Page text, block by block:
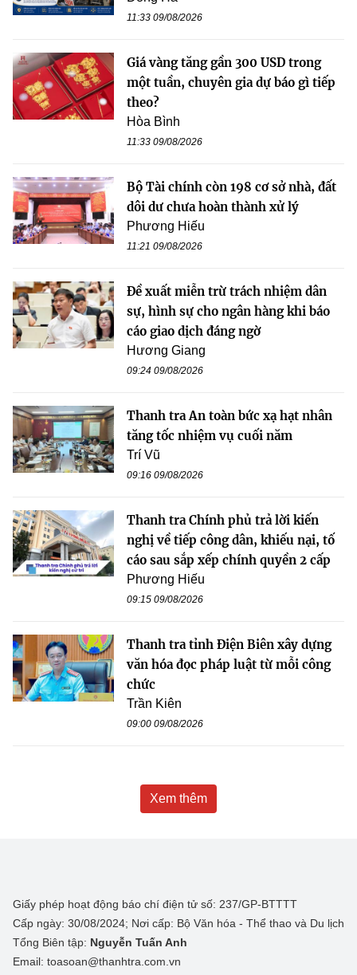
11:33 09/08/2026
Giá vàng tăng gần 300 USD trong
một tuần, chuyên gia dự báo gì tiếp
theo?
Hòa Bình
11:33 09/08/2026
Bộ Tài chính còn 198 cơ sở nhà, đất
dôi dư chưa hoàn thành xử lý
Phương Hiếu
11:21 09/08/2026
Đề xuất miễn trừ trách nhiệm dân
sự, hình sự cho ngân hàng khi báo
cáo giao dịch đáng ngờ
Hương Giang
09:24 09/08/2026
Thanh tra An toàn bức xạ hạt nhân
tăng tốc nhiệm vụ cuối năm
Trí Vũ
09:16 09/08/2026
Thanh tra Chính phủ trả lời kiến
nghị về tiếp công dân, khiếu nại, tố
cáo sau sắp xếp chính quyền 2 cấp
Phương Hiếu
09:15 09/08/2026
Thanh tra tỉnh Điện Biên xây dựng
văn hóa đọc pháp luật từ mỗi công
chức
Trần Kiên
09:00 09/08/2026
Xem thêm
Giấy phép hoạt động báo chí điện tử số: 237/GP-BTTTT
Cấp ngày: 30/08/2024; Nơi cấp: Bộ Văn hóa - Thể thao và Du lịch
Tổng Biên tập: Nguyễn Tuấn Anh
Email: toasoan@thanhtra.com.vn